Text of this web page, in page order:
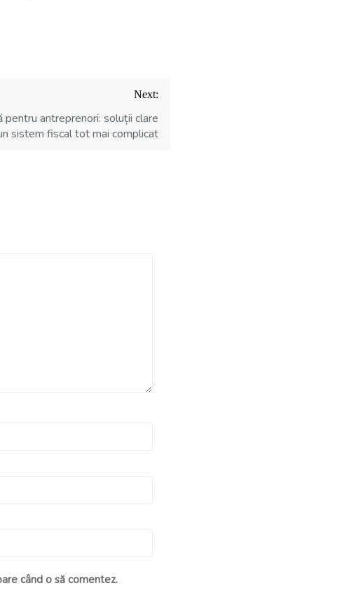
Next:
pentru antreprenori: soluții clare
sistem fiscal tot mai complicat
când o să comentez.